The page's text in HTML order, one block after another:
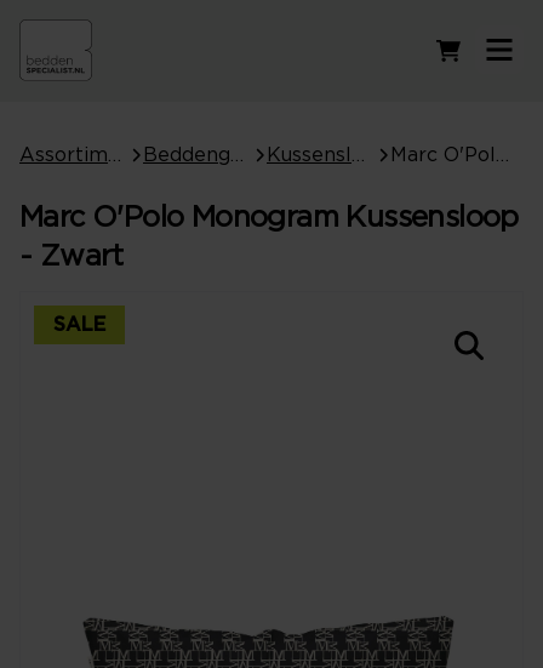
Marc O'Polo Monogram Kussensloop
- Zwart
SALE